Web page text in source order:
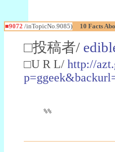
■9072 /inTopicNo.9085) 10 Facts
□投稿者/
□U R L/ http://
%%